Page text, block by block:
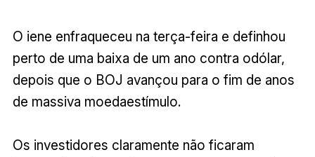
O iene enfraqueceu na terça-feira e definhou
perto de uma baixa de um ano contra odólar,
depois que o BOJ avançou para o fim de anos
de massiva moedaestímulo.
Os investidores claramente não ficaram